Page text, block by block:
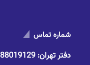
شماره تماس
دفتر تهران: 88019129-021